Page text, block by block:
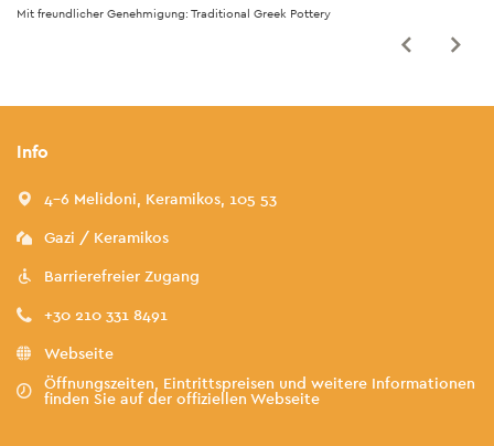
Mit freundlicher Genehmigung: Traditional Greek Pottery
Info
4-6 Melidoni, Keramikos, 105 53
Gazi / Keramikos
Barrierefreier Zugang
+30 210 331 8491
Webseite
Öffnungszeiten, Eintrittspreisen und weitere Informationen
finden Sie auf der offiziellen Webseite